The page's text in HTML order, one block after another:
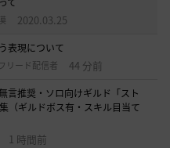
2020.03.25
表現について
リード配信者 44 分前
言推奨・ソロ向けギルド「スト
（ギルドボス有・スキル目当て
1 時間前